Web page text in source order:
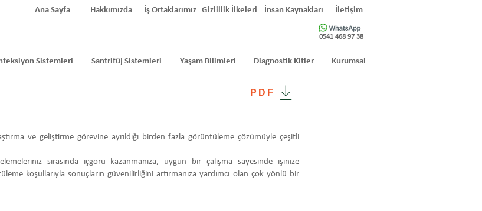
Sistemleri Santrifüj Sistemleri Yaşam Bilimleri Diagnostik Kitler Kurumsal
Ana Sayfa Hakkımızda İş Ortaklarımız Gizlillik İlkeleri İnsan Kaynakları İletişim
0541 468 97 38
PDF
ve geliştirme görevine ayrıldığı birden fazla görüntüleme çözümüyle çeşitli
sırasında içgörü kazanmanıza, uygun bir çalışma sayesinde işinize
koşullarıyla sonuçların güvenilirliğini artırmanıza yardımcı olan çok yönlü bir